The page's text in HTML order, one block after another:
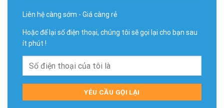
Liên hệ càng sớm - Giá càng rẻ
Hoặc để lại số điện thoại, chúng tôi sẽ gọi lại cho bạn sau
ít phút !